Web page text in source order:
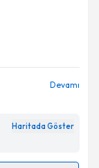
Devamı
Haritada Göster